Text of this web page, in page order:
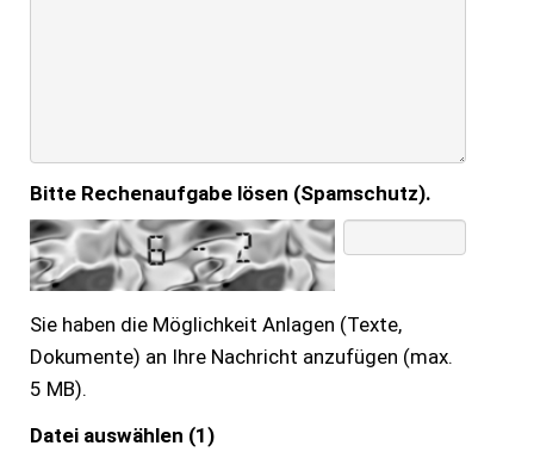
Bitte Rechenaufgabe lösen (Spamschutz).
Sie haben die Möglichkeit Anlagen (Texte,
Dokumente) an Ihre Nachricht anzufügen (max.
5 MB).
Datei auswählen (1)